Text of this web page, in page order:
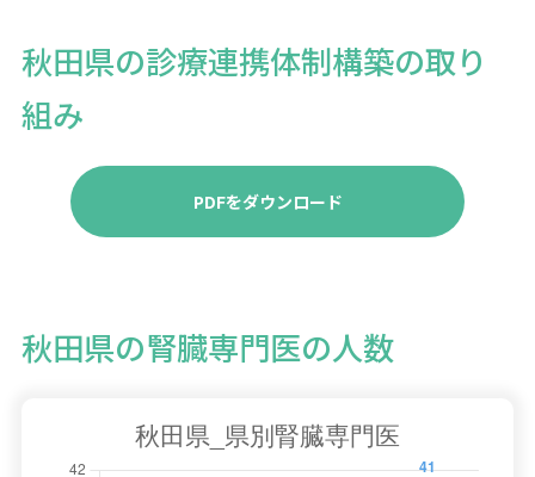
秋田県の診療連携体制構築の取り
組み
PDFをダウンロード
秋田県の腎臓専門医の人数